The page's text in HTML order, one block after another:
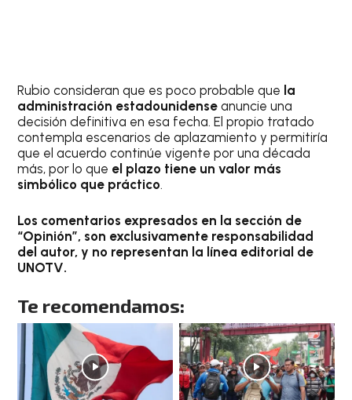
Rubio consideran que es poco probable que la
administración estadounidense anuncie una
decisión definitiva en esa fecha. El propio tratado
contempla escenarios de aplazamiento y permitiría
que el acuerdo continúe vigente por una década
más, por lo que el plazo tiene un valor más
simbólico que práctico.
Los comentarios expresados en la sección de
“Opinión”, son exclusivamente responsabilidad
del autor, y no representan la línea editorial de
UNOTV.
Te recomendamos: